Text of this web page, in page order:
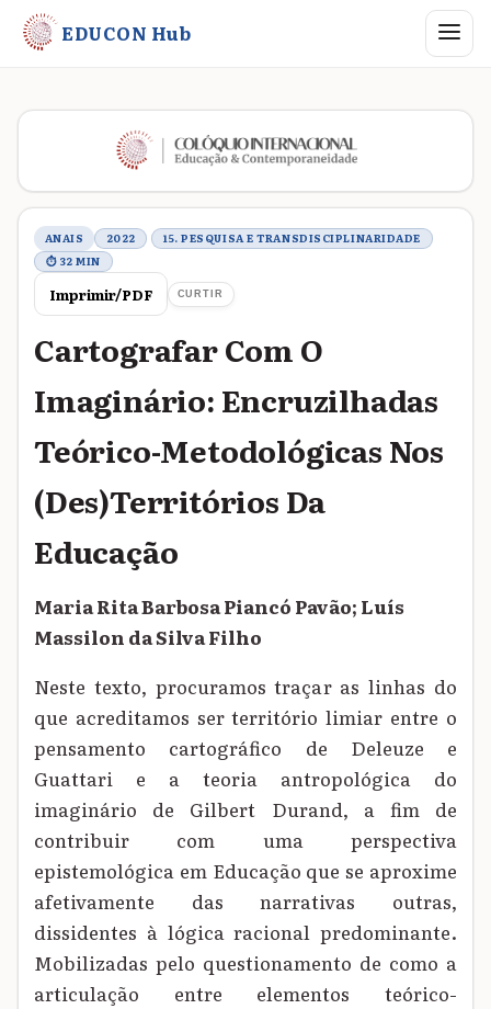
EDUCON Hub Abrir
Metadados do trabalho
ANAIS 2022
15. PESQUISA E TRANSDISCIPLINARIDADE
⏱ 32 MIN
Imprimir/PDF CURTIR
Cartografar Com O
Imaginário: Encruzilhadas
Teórico-Metodológicas Nos
(Des)Territórios Da
Educação
Maria Rita Barbosa Piancó Pavão; Luís
Massilon da Silva Filho
Neste texto, procuramos traçar as linhas do
que acreditamos ser território limiar entre o
pensamento cartográfico de Deleuze e
Guattari e a teoria antropológica do
imaginário de Gilbert Durand, a fim de
contribuir com uma perspectiva
epistemológica em Educação que se aproxime
afetivamente das narrativas outras,
dissidentes à lógica racional predominante.
Mobilizadas pelo questionamento de como a
articulação entre elementos teórico-